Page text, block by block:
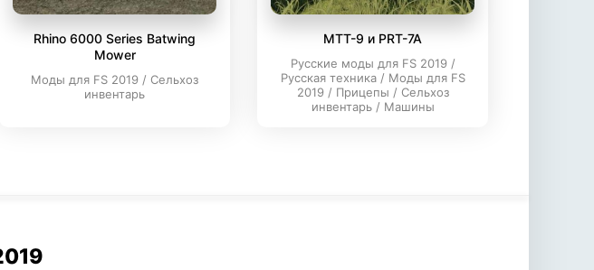
Rhino 6000 Series Batwing
Mower
Моды для FS 2019 / Сельхоз
инвентарь
MTT-9 и PRT-7A
Русские моды для FS 2019 /
Русская техника / Моды для FS
2019 / Прицепы / Сельхоз
инвентарь / Машины